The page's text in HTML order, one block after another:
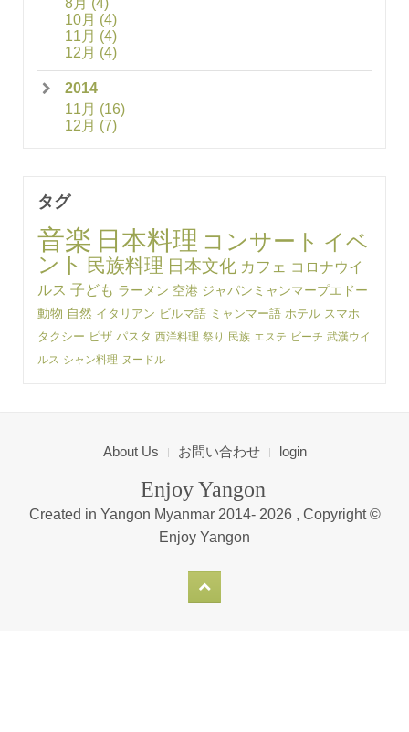
8月 (4)
10月 (4)
11月 (4)
12月 (4)
2014
11月 (16)
12月 (7)
タグ
音楽 日本料理 コンサート イベ
ント
民族料理 日本文化 カフェ コロナウイ
ルス 子ども ラーメン 空港 ジャパンミャンマープエドー
動物 自然 イタリアン ビルマ語 ミャンマー語 ホテル スマホ
タクシー ピザ パスタ 西洋料理 祭り 民族 エステ ビーチ 武漢ウイ
ルス シャン料理 ヌードル
About Us お問い合わせ login
Enjoy Yangon
Created in Yangon Myanmar 2014- 2026 , Copyright ©
Enjoy Yangon